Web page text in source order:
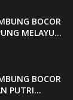
BOCOR
MELAYU...
BOCOR
PUTRI...